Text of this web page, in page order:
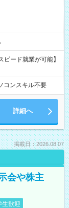
ード就業が可能】
コンスキル不要
詳細へ
掲載日：2026.08.07
会や株主
生歓迎